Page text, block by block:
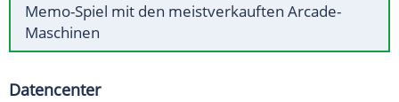
Memo-Spiel mit den meistverkauften Arcade-
Maschinen
Datencenter